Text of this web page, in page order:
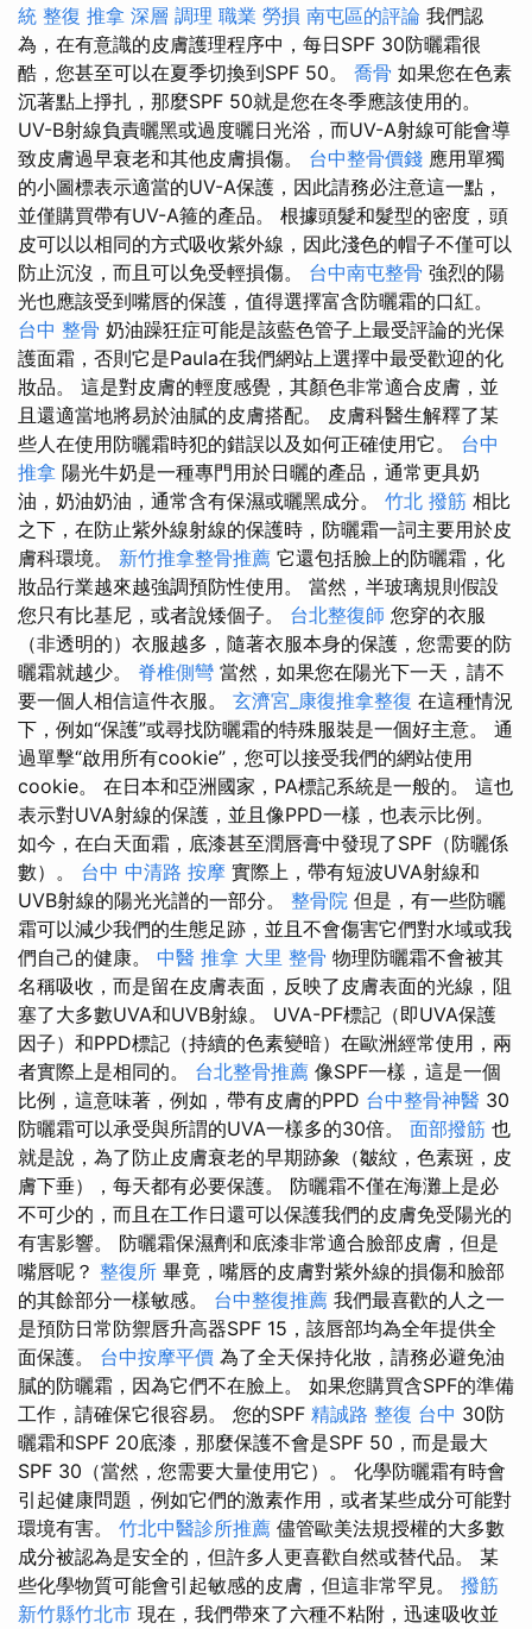
統 整復 推拿 深層 調理 職業 勞損 南屯區的評論 我們認
為，在有意識的皮膚護理程序中，每日SPF 30防曬霜很
酷，您甚至可以在夏季切換到SPF 50。 喬骨 如果您在色素
沉著點上掙扎，那麼SPF 50就是您在冬季應該使用的。
UV-B射線負責曬黑或過度曬日光浴，而UV-A射線可能會導
致皮膚過早衰老和其他皮膚損傷。 台中整骨價錢 應用單獨
的小圖標表示適當的UV-A保護，因此請務必注意這一點，
並僅購買帶有UV-A箍的產品。 根據頭髮和髮型的密度，頭
皮可以以相同的方式吸收紫外線，因此淺色的帽子不僅可以
防止沉沒，而且可以免受輕損傷。 台中南屯整骨 強烈的陽
光也應該受到嘴唇的保護，值得選擇富含防曬霜的口紅。
台中 整骨 奶油躁狂症可能是該藍色管子上最受評論的光保
護面霜，否則它是Paula在我們網站上選擇中最受歡迎的化
妝品。 這是對皮膚的輕度感覺，其顏色非常適合皮膚，並
且還適當地將易於油膩的皮膚搭配。 皮膚科醫生解釋了某
些人在使用防曬霜時犯的錯誤以及如何正確使用它。 台中
推拿 陽光牛奶是一種專門用於日曬的產品，通常更具奶
油，奶油奶油，通常含有保濕或曬黑成分。 竹北 撥筋 相比
之下，在防止紫外線射線的保護時，防曬霜一詞主要用於皮
膚科環境。 新竹推拿整骨推薦 它還包括臉上的防曬霜，化
妝品行業越來越強調預防性使用。 當然，半玻璃規則假設
您只有比基尼，或者說矮個子。 台北整復師 您穿的衣服
（非透明的）衣服越多，隨著衣服本身的保護，您需要的防
曬霜就越少。 脊椎側彎 當然，如果您在陽光下一天，請不
要一個人相信這件衣服。 玄濟宮_康復推拿整復 在這種情況
下，例如“保護”或尋找防曬霜的特殊服裝是一個好主意。 通
過單擊“啟用所有cookie”，您可以接受我們的網站使用
cookie。 在日本和亞洲國家，PA標記系統是一般的。 這也
表示對UVA射線的保護，並且像PPD一樣，也表示比例。
如今，在白天面霜，底漆甚至潤唇膏中發現了SPF（防曬係
數）。 台中 中清路 按摩 實際上，帶有短波UVA射線和
UVB射線的陽光光譜的一部分。 整骨院 但是，有一些防曬
霜可以減少我們的生態足跡，並且不會傷害它們對水域或我
們自己的健康。 中醫 推拿 大里 整骨 物理防曬霜不會被其
名稱吸收，而是留在皮膚表面，反映了皮膚表面的光線，阻
塞了大多數UVA和UVB射線。 UVA-PF標記（即UVA保護
因子）和PPD標記（持續的色素變暗）在歐洲經常使用，兩
者實際上是相同的。 台北整骨推薦 像SPF一樣，這是一個
比例，這意味著，例如，帶有皮膚的PPD 台中整骨神醫 30
防曬霜可以承受與所謂的UVA一樣多的30倍​​​​。 面部撥筋 也
就是說，為了防止皮膚衰老的早期跡象（皺紋，色素斑，皮
膚下垂），每天都有必要保護。 防曬霜不僅在海灘上是必
不可少的，而且在工作日還可以保護我們的皮膚免受陽光的
有害影響。 防曬霜保濕劑和底漆非常適合臉部皮膚，但是
嘴唇呢？ 整復所 畢竟，嘴唇的皮膚對紫外線的損傷和臉部
的其餘部分一樣敏感。 台中整復推薦 我們最喜歡的人之一
是預防日常防禦唇升高器SPF 15，該唇部均為全年提供全
面保護。 台中按摩平價 為了全天保持化妝，請務必避免油
膩的防曬霜，因為它們不在臉上。 如果您購買含SPF的準備
工作，請確保它很容易。 您的SPF 精誠路 整復 台中 30防
曬霜和SPF 20底漆，那麼保護不會是SPF 50，而是最大
SPF 30（當然，您需要大量使用它）。 化學防曬霜有時會
引起健康問題，例如它們的激素作用，或者某些成分可能對
環境有害。 竹北中醫診所推薦 儘管歐美法規授權的大多數
成分被認為是安全的，但許多人更喜歡自然或替代品。 某
些化學物質可能會引起敏感的皮膚，但這非常罕見。 撥筋
新竹縣竹北市 現在，我們帶來了六種不粘附，迅速吸收並